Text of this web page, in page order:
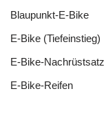
Blaupunkt-E-Bike
E-Bike (Tiefeinstieg)
E-Bike-Nachrüstsatz
E-Bike-Reifen